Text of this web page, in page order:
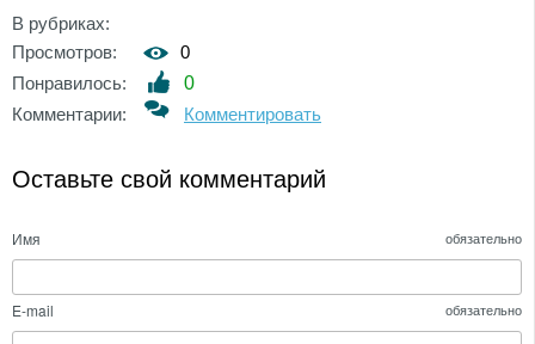
В рубриках:
Просмотров:
0
Понравилось:
0
Комментарии:
Комментировать
Оставьте свой комментарий
Имя обязательно
E-mail обязательно